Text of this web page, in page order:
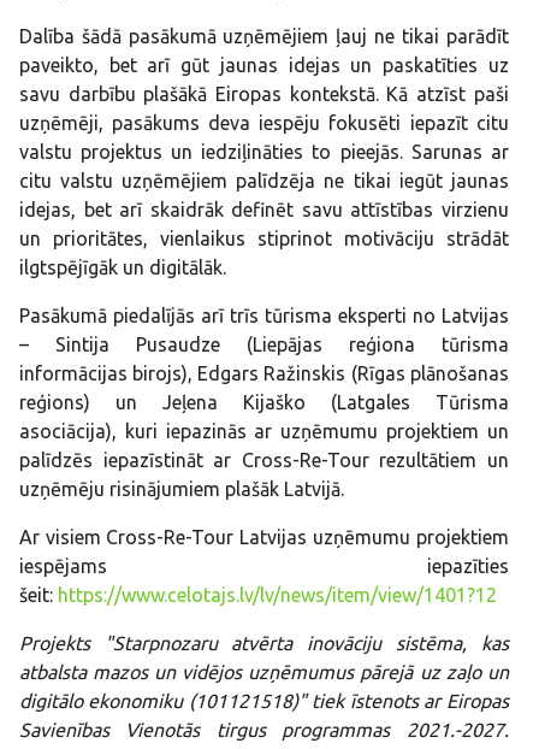
Dalība šādā pasākumā uzņēmējiem ļauj ne tikai parādīt
paveikto, bet arī gūt jaunas idejas un paskatīties uz
savu darbību plašākā Eiropas kontekstā. Kā atzīst paši
uzņēmēji, pasākums deva iespēju fokusēti iepazīt citu
valstu projektus un iedziļināties to pieejās. Sarunas ar
citu valstu uzņēmējiem palīdzēja ne tikai iegūt jaunas
idejas, bet arī skaidrāk definēt savu attīstības virzienu
un prioritātes, vienlaikus stiprinot motivāciju strādāt
ilgtspējīgāk un digitālāk.
Pasākumā piedalījās arī trīs tūrisma eksperti no Latvijas
– Sintija Pusaudze (Liepājas reģiona tūrisma
informācijas birojs), Edgars Ražinskis (Rīgas plānošanas
reģions) un Jeļena Kijaško (Latgales Tūrisma
asociācija), kuri iepazinās ar uzņēmumu projektiem un
palīdzēs iepazīstināt ar Cross-Re-Tour rezultātiem un
uzņēmēju risinājumiem plašāk Latvijā.
Ar visiem Cross-Re-Tour Latvijas uzņēmumu projektiem
iespējams iepazīties
šeit: https://www.celotajs.lv/lv/news/item/view/1401?12
Projekts "Starpnozaru atvērta inovāciju sistēma, kas
atbalsta mazos un vidējos uzņēmumus pārejā uz zaļo un
digitālo ekonomiku (101121518)" tiek īstenots ar Eiropas
Savienības Vienotās tirgus programmas 2021.-2027.